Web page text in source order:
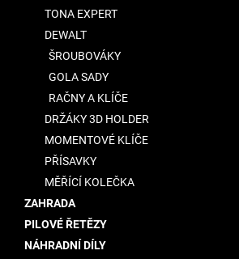
TONA EXPERT
DEWALT
ŠROUBOVÁKY
GOLA SADY
RAČNY A KLÍČE
DRŽÁKY 3D HOLDER
MOMENTOVÉ KLÍČE
PŘÍSAVKY
MĚŘÍCÍ KOLEČKA
ZAHRADA
PILOVÉ ŘETĚZY
NÁHRADNÍ DÍLY